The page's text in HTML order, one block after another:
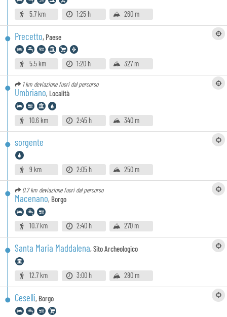
5.7 km 1:25 h 260 m
Precetto, Paese
5.5 km 1:20 h 327 m
1 km deviazione fuori dal percorso
Umbriano, Località
10.6 km 2:45 h 340 m
sorgente
9 km 2:05 h 250 m
0.7 km deviazione fuori dal percorso
Macenano, Borgo
10.7 km 2:40 h 270 m
Santa Maria Maddalena,Sito Archeologico
12.7 km 3:00 h 280 m
Ceselli, Borgo